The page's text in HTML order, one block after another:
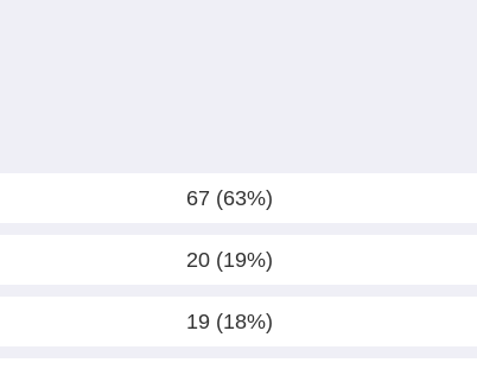
67 (63%)
20 (19%)
19 (18%)